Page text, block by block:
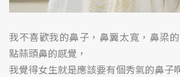
我不喜歡我的鼻子，鼻翼太寬，鼻梁
點蒜頭鼻的感覺，
我覺得女生就是應該要有個秀氣的鼻子